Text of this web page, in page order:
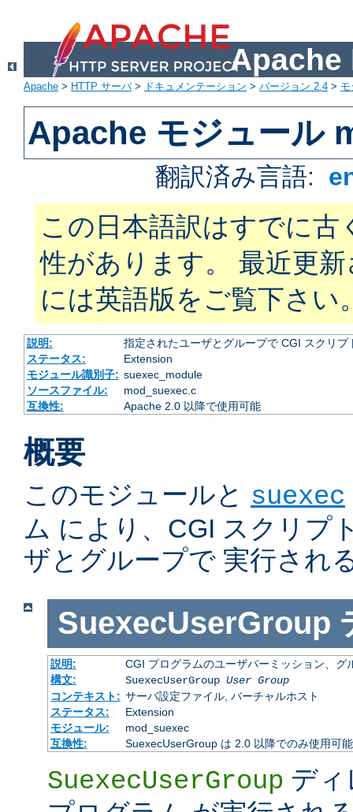
Apache
Apache > HTTP サーバ> ドキュメンテーション > バージョン 2.4 >
Apache モジュール
翻訳済み言語:
この日本語訳はすでに古
性があります。 最近更
には英語版をご覧下さい
説明:
指定されたユーザとグループで CGI スクリプ
ステータス:
Extension
モジュール識別子: suexec_module
ソースファイル:
mod_suexec.c
互換性:
Apache 2.0 以降で使用可能
概要
このモジュールと suexec
ム により、CGI スクリプ
ザとグループで 実行され
SuexecUserGroup
説明:
CGI プログラムのユーザパーミッション、グ
構文:
SuexecUserGroup User Group
コンテキスト: サーバ設定ファイル, バーチャルホスト
ステータス:
Extension
モジュール:
mod_suexec
互換性:
SuexecUserGroup は 2.0 以降でのみ使用可
SuexecUserGroup デ